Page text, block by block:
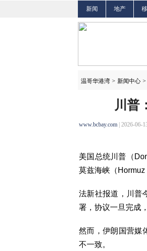
新闻 地产
温哥华港湾 > 新闻中心 >
川普
www.bcbay.com | 2026-06-
美国总统川普（
莫兹海峡（Hormuz
法新社报道，川普
署，协议一旦完成
然而，伊朗国营媒
不一致。